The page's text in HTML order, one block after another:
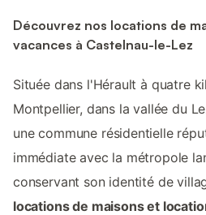
Découvrez nos locations de
vacances à Castelnau-le-Lez
Située dans l'Hérault à quatre
Montpellier, dans la vallée du
une commune résidentielle
immédiate avec la métropole
conservant son identité de
locations de maisons et